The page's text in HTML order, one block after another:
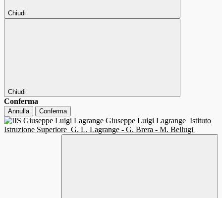
Chiudi
Chiudi
Conferma
Annulla Conferma
Giuseppe Luigi Lagrange Istituto
Istruzione Superiore G. L. Lagrange - G. Brera - M. Bellugi